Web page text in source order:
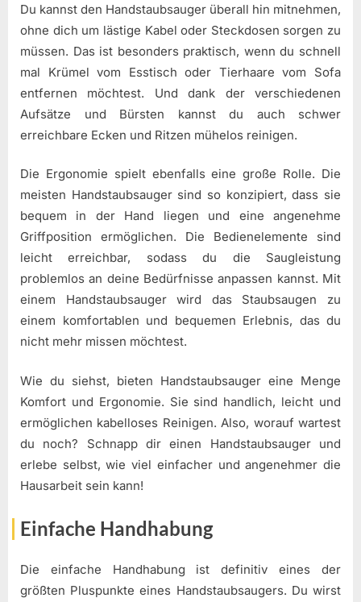
Du kannst den Handstaubsauger überall hin mitnehmen,
ohne dich um lästige Kabel oder Steckdosen sorgen zu
müssen. Das ist besonders praktisch, wenn du schnell
mal Krümel vom Esstisch oder Tierhaare vom Sofa
entfernen möchtest. Und dank der verschiedenen
Aufsätze und Bürsten kannst du auch schwer
erreichbare Ecken und Ritzen mühelos reinigen.
Die Ergonomie spielt ebenfalls eine große Rolle. Die
meisten Handstaubsauger sind so konzipiert, dass sie
bequem in der Hand liegen und eine angenehme
Griffposition ermöglichen. Die Bedienelemente sind
leicht erreichbar, sodass du die Saugleistung
problemlos an deine Bedürfnisse anpassen kannst. Mit
einem Handstaubsauger wird das Staubsaugen zu
einem komfortablen und bequemen Erlebnis, das du
nicht mehr missen möchtest.
Wie du siehst, bieten Handstaubsauger eine Menge
Komfort und Ergonomie. Sie sind handlich, leicht und
ermöglichen kabelloses Reinigen. Also, worauf wartest
du noch? Schnapp dir einen Handstaubsauger und
erlebe selbst, wie viel einfacher und angenehmer die
Hausarbeit sein kann!
Einfache Handhabung
Die einfache Handhabung ist definitiv eines der
größten Pluspunkte eines Handstaubsaugers. Du wirst